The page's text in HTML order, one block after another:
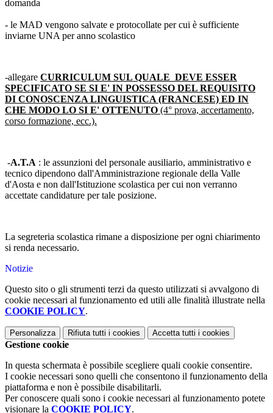
domanda
- le MAD vengono salvate e protocollate per cui è sufficiente
inviarne UNA per anno scolastico
-allegare CURRICULUM SUL QUALE DEVE ESSER
SPECIFICATO SE SI E' IN POSSESSO DEL REQUISITO
DI CONOSCENZA LINGUISTICA (FRANCESE) ED IN
CHE MODO LO SI E' OTTENUTO (4° prova, accertamento,
corso formazione, ecc.).
-A.T.A : le assunzioni del personale ausiliario, amministrativo e
tecnico dipendono dall'Amministrazione regionale della Valle
d'Aosta e non dall'Istituzione scolastica per cui non verranno
accettate candidature per tale posizione.
La segreteria scolastica rimane a disposizione per ogni chiarimento
si renda necessario.
Notizie
Questo sito o gli strumenti terzi da questo utilizzati si avvalgono di
cookie necessari al funzionamento ed utili alle finalità illustrate nella
COOKIE POLICY.
Personalizza Rifiuta tutti i cookies Accetta tutti i cookies
Gestione cookie
In questa schermata è possibile scegliere quali cookie consentire.
I cookie necessari sono quelli che consentono il funzionamento della
piattaforma e non è possibile disabilitarli.
Per conoscere quali sono i cookie necessari al funzionamento potete
visionare la COOKIE POLICY.